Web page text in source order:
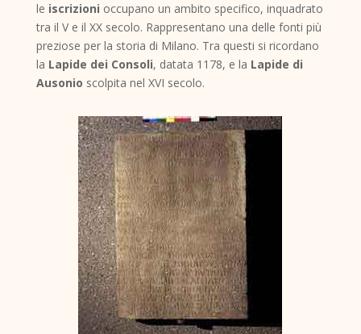
le iscrizioni occupano un ambito specifico, inquadrato
tra il V e il XX secolo. Rappresentano una delle fonti più
preziose per la storia di Milano. Tra questi si ricordano
la Lapide dei Consoli, datata 1178, e la Lapide di
Ausonio scolpita nel XVI secolo.